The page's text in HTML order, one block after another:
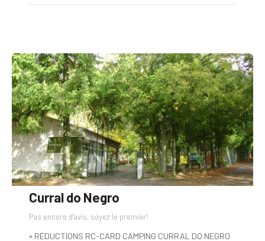
Curral do Negro
Pas encore d'avis, soyez le premier!
× RÉDUCTIONS RC-CARD CAMPING CURRAL DO NEGRO